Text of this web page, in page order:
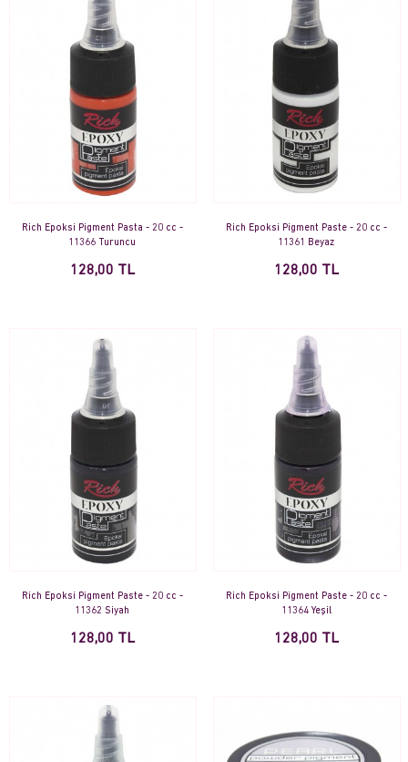
Rich Epoksi Pigment Pasta - 20 cc -
11366 Turuncu
128,00 TL
Rich Epoksi Pigment Paste - 20 cc -
11361 Beyaz
128,00 TL
Rich Epoksi Pigment Paste - 20 cc -
11362 Siyah
128,00 TL
Rich Epoksi Pigment Paste - 20 cc -
11364 Yeşil
128,00 TL